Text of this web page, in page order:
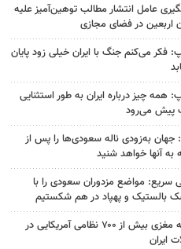
عامل انتشار مطالب توهین‌آمیز علیه
اربعین در فضای مجازی
فکر می‌کنم جنگ با ایران خیلی زود پایان
همه چیز درباره ایران به طور استثنایی
پیش می‌رود
جهان به‌زودی ناله سعودی‌ها را پس از
به آنها خواهد شنید
سریع: مواضع مزدوران سعودی را با
بالستیک و پهپاد در هم شکستیم
ضربه مغزی بیش از ۷۰۰ نظامی آمریکایی در
ایران